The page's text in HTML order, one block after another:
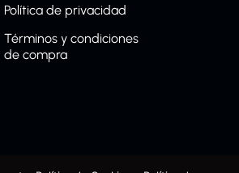
Política de privacidad
Términos y condiciones
de compra